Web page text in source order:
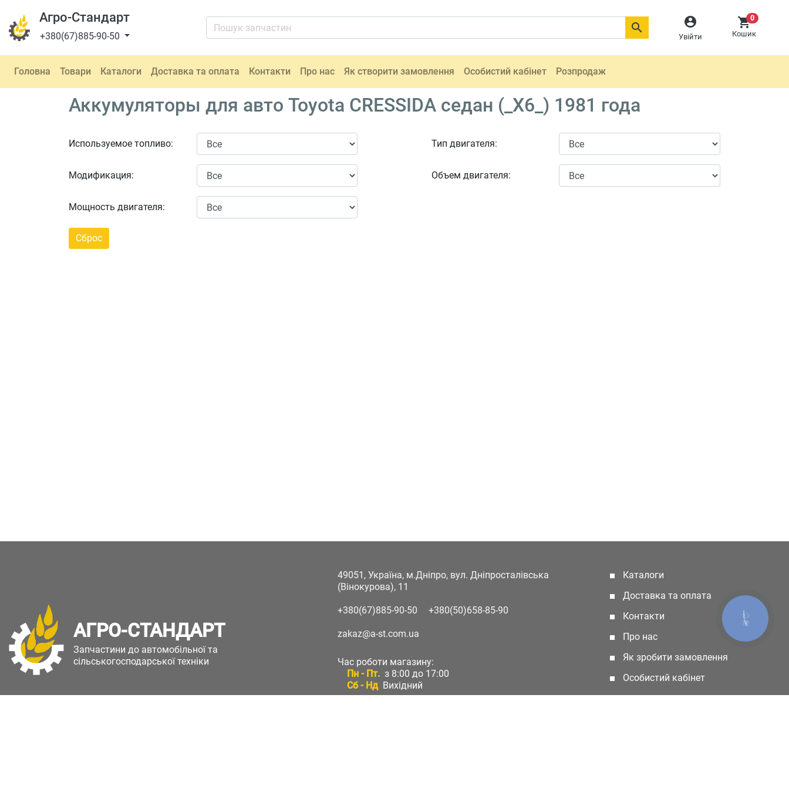
Агро-Стандарт
+380(67)885-90-50

Увійти
0
Кошик

Головна Товари Каталоги Доставка та оплата Контакти Про нас Як створити замовлення Особистий кабінет Розпродаж
Аккумуляторы для авто Toyota CRESSIDA седан (_X6_) 1981 года
Используемое топливо:
Модификация:
Мощность двигателя:
Тип двигателя:
Объем двигателя:
АГРО-СТАНДАРТ
Запчастини до автомобільної та
сільськогосподарської техніки
49051, Україна, м.Дніпро, вул. Дніпросталівська
(Вінокурова), 11
+380(67)885-90-50 +380(50)658-85-90
zakaz@a-st.com.ua
Час роботи магазину:
Пн - Пт. з 8:00 до 17:00
Сб - Нд Вихідний
Каталоги
Доставка та оплата
Контакти
Про нас
Як зробити замовлення
Особистий кабінет
КНОПКА
ЗВ'ЯЗКУ